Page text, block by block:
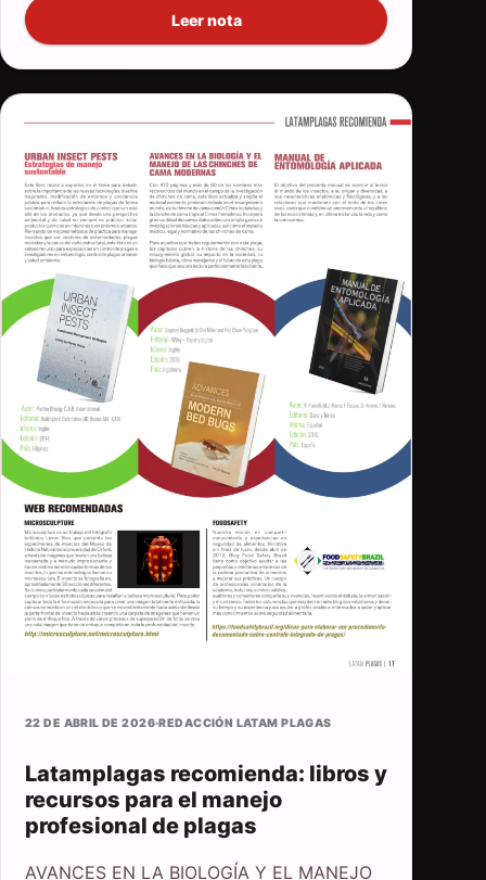
Leer nota
22 DE ABRIL DE 2026·REDACCIÓN LATAM PLAGAS
Latamplagas recomienda: libros y
recursos para el manejo
profesional de plagas
AVANCES EN LA BIOLOGÍA Y EL MANEJO